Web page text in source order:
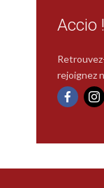
Accio !
rejoignez